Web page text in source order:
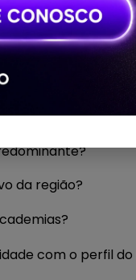
é uma das
é importante
da região?
com o perfil do